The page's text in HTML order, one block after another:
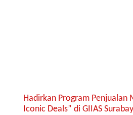
Hadirkan Program Penjualan
Iconic Deals” di GIIAS